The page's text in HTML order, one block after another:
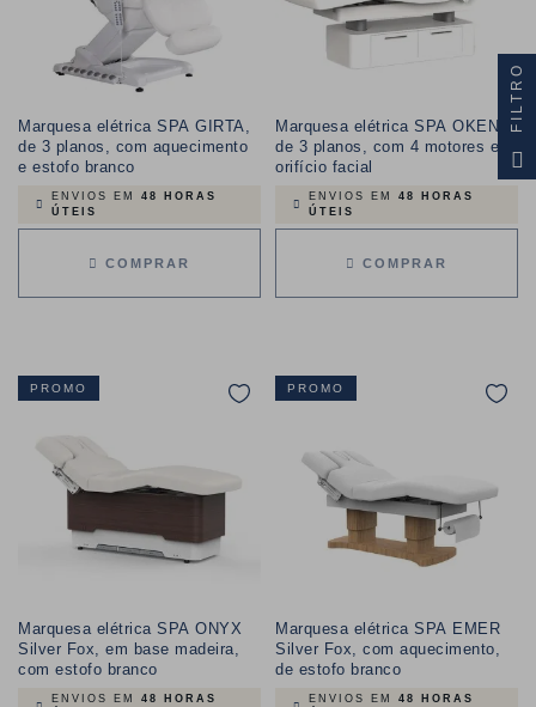
Marquesa elétrica SPA GIRTA,
de 3 planos, com aquecimento
e estofo branco
ENVIOS EM 48 HORAS
ÚTEIS
COMPRAR
Marquesa elétrica SPA OKEN,
de 3 planos, com 4 motores e
orifício facial
ENVIOS EM 48 HORAS
ÚTEIS
COMPRAR
PROMO
Marquesa elétrica SPA ONYX
Silver Fox, em base madeira,
com estofo branco
ENVIOS EM 48 HORAS
PROMO
Marquesa elétrica SPA EMER
Silver Fox, com aquecimento,
de estofo branco
ENVIOS EM 48 HORAS
FILTRO